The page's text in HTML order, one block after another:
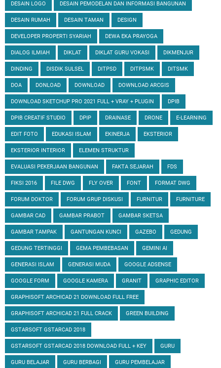
DESAIN LOGO DESAIN PEMODELAN DAN INFORMASI BANGUNAN
DESAIN RUMAH DESAIN TAMAN DESIGN
DEVELOPER PROPERTI SYARIAH DEWA EKA PRAYOGA
DIALOG ILMIAH DIKLAT DIKLAT GURU VOKASI DIKMENJUR
DINDING DISDIK SULSEL DITPSD DITPSMK DITSMK
DOA DONLOAD DOWNLOAD DOWNLOAD ARCGIS
DOWNLOAD SKETCHUP PRO 2021 FULL + VRAY + PLUGIN DPIB
DPIB CREATIF STUDIO DPIP DRAINASE DRONE E-LEARNING
EDIT FOTO EDUKASI ISLAM EKINERJA EKSTERIOR
EKSTERIOR INTERIOR ELEMEN STRUKTUR
EVALUASI PEKERJAAN BANGUNAN FAKTA SEJARAH FDS
FIKSI 2016 FILE DWG FLY OVER FONT FORMAT DWG
FORUM DOKTOR FORUM GRUP DISKUSI FURNITUR FURNITURE
GAMBAR CAD GAMBAR PRABOT GAMBAR SKETSA
GAMBAR TAMPAK GANTUNGAN KUNCI GAZEBO GEDUNG
GEDUNG TERTINGGI GEMA PEMBEBASAN GEMINI AI
GENERASI ISLAM GENERASI MUDA GOOGLE ADSENSE
GOOGLE FORM GOOGLE KAMERA GRANIT GRAPHIC EDITOR
GRAPHISOFT ARCHICAD 21 DOWNLOAD FULL FREE
GRAPHISOFT ARCHICAD 21 FULL CRACK GREEN BUILDING
GSTARSOFT GSTARCAD 2018
GSTARSOFT GSTARCAD 2018 DOWNLOAD FULL + KEY GURU
GURU BELAJAR GURU BERBAGI GURU PEMBELAJAR